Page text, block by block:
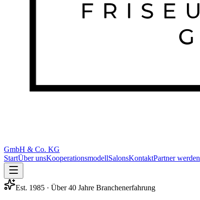
GmbH & Co. KG
StartÜber unsKooperationsmodellSalonsKontaktPartner werden
Est. 1985 · Über 40 Jahre Branchenerfahrung